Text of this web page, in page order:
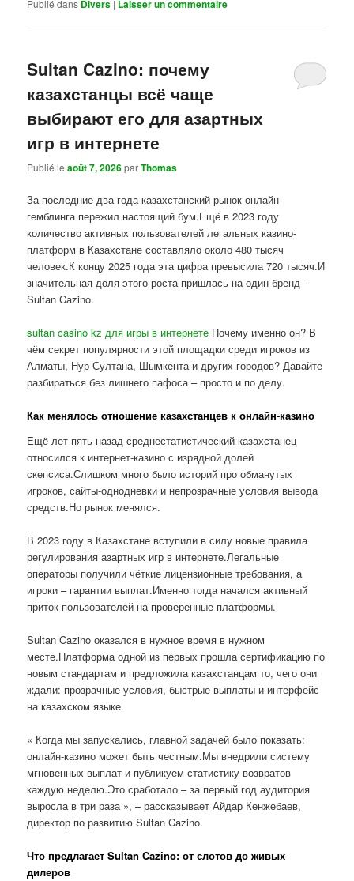
Publié dans Divers | Laisser un commentaire
Sultan Cazino: почему
казахстанцы всё чаще
выбирают его для азартных
игр в интернете
Publié leaoût 7, 2026parThomas
За последние два года казахстанский рынок онлайн-
гемблинга пережил настоящий бум.Ещё в 2023 году
количество активных пользователей легальных казино-
платформ в Казахстане составляло около 480 тысяч
человек.К концу 2025 года эта цифра превысила 720 тысяч.И
значительная доля этого роста пришлась на один бренд –
Sultan Cazino.
sultan casino kz для игры в интернете Почему именно он? В
чём секрет популярности этой площадки среди игроков из
Алматы, Нур-Султана, Шымкента и других городов? Давайте
разбираться без лишнего пафоса – просто и по делу.
Как менялось отношение казахстанцев к онлайн-казино
Ещё лет пять назад среднестатистический казахстанец
относился к интернет-казино с изрядной долей
скепсиса.Слишком много было историй про обманутых
игроков, сайты-однодневки и непрозрачные условия вывода
средств.Но рынок менялся.
В 2023 году в Казахстане вступили в силу новые правила
регулирования азартных игр в интернете.Легальные
операторы получили чёткие лицензионные требования, а
игроки – гарантии выплат.Именно тогда начался активный
приток пользователей на проверенные платформы.
Sultan Cazino оказался в нужное время в нужном
месте.Платформа одной из первых прошла сертификацию по
новым стандартам и предложила казахстанцам то, чего они
ждали: прозрачные условия, быстрые выплаты и интерфейс
на казахском языке.
« Когда мы запускались, главной задачей было показать:
онлайн-казино может быть честным.Мы внедрили систему
мгновенных выплат и публикуем статистику возвратов
каждую неделю.Это сработало – за первый год аудитория
выросла в три раза », – рассказывает Айдар Кенжебаев,
директор по развитию Sultan Cazino.
Что предлагает Sultan Cazino: от слотов до живых
дилеров